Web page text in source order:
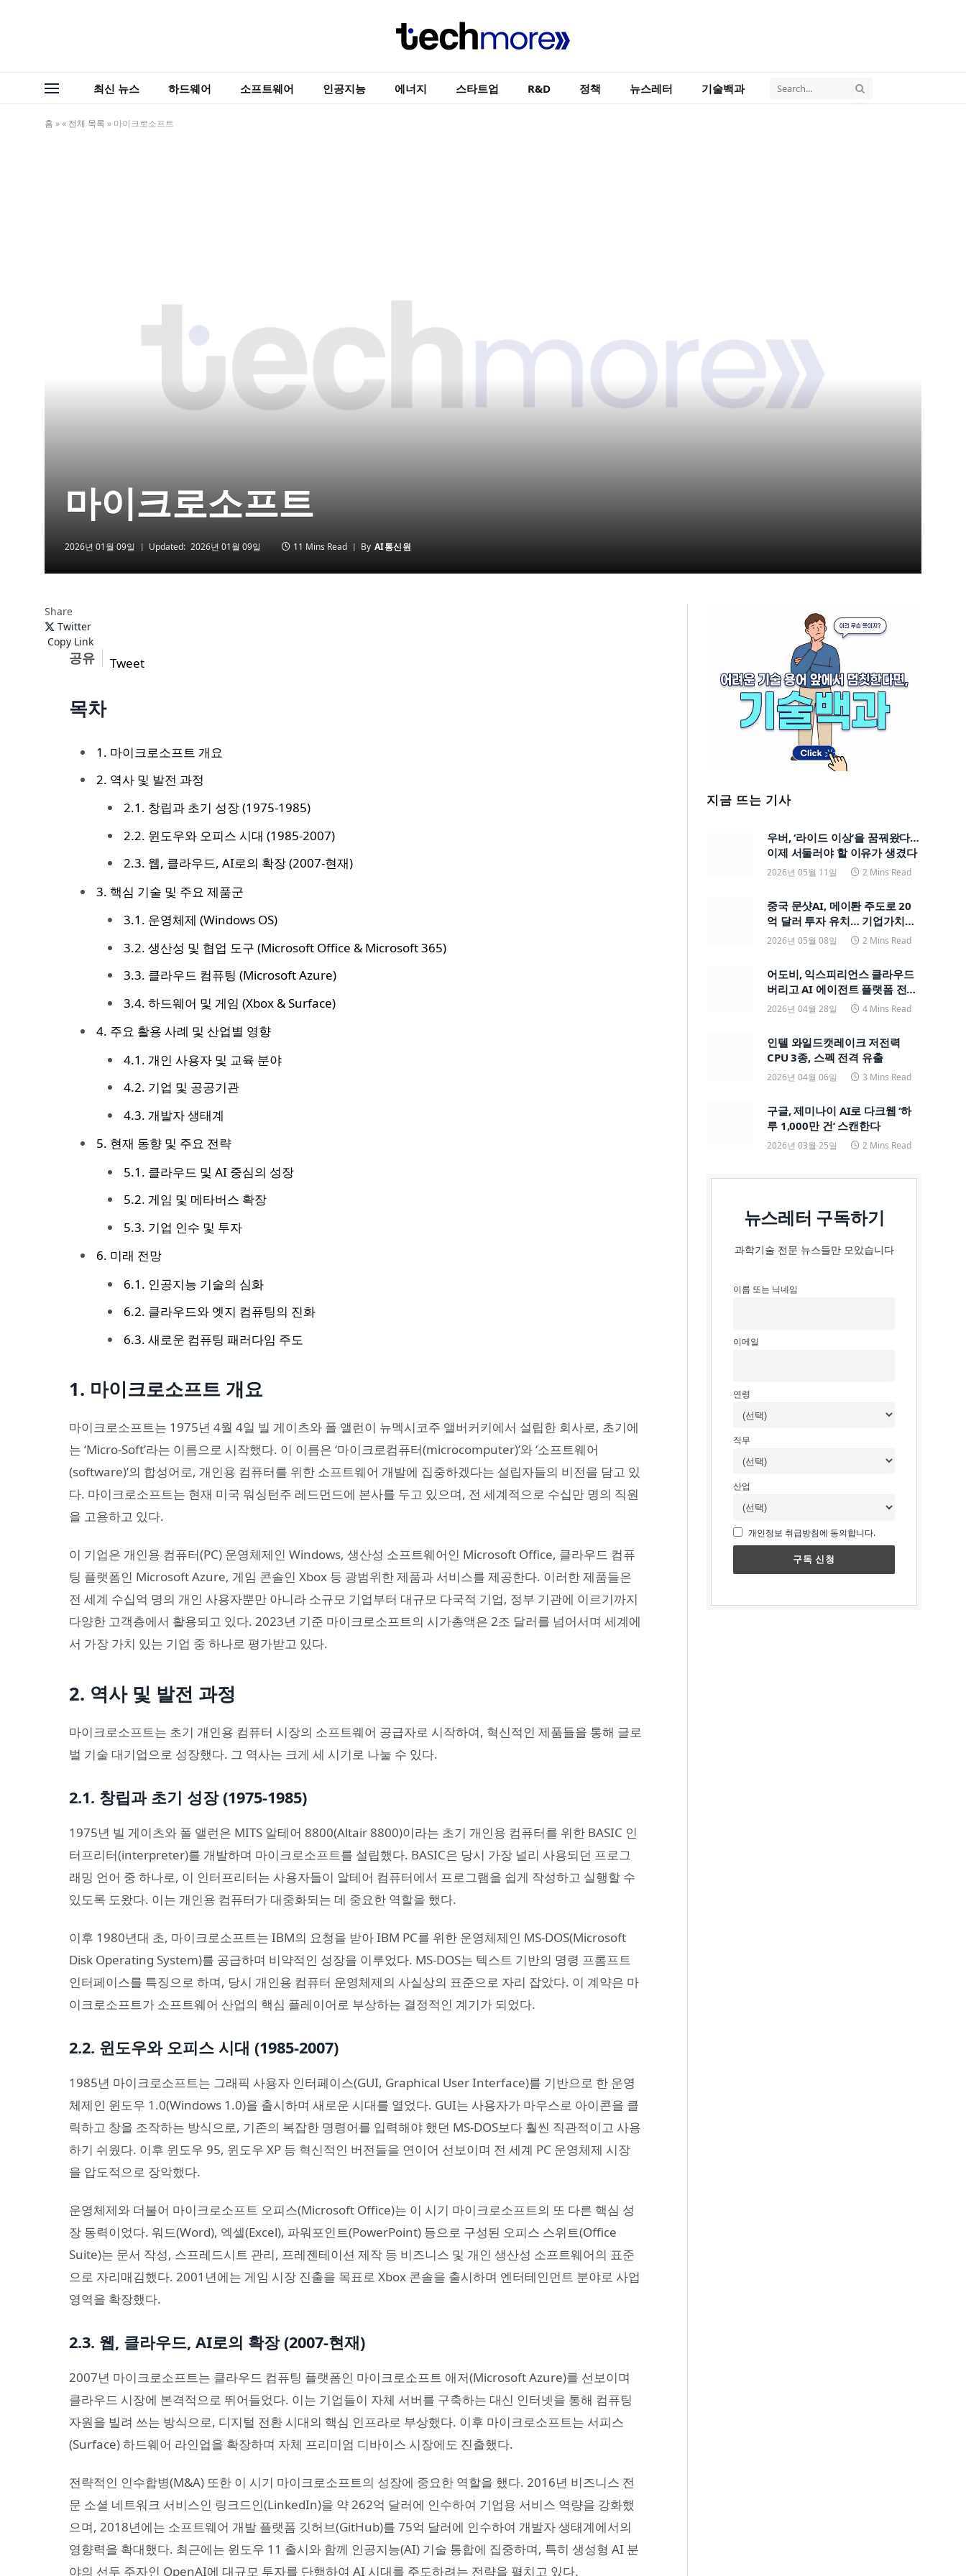
최신 뉴스 하드웨어 소프트웨어 인공지능 에너지 스타트업 R&D 정책 뉴스레터 기술백과
홈 »« 전체 목록 » 마이크로소프트
마이크로소프트
2026년 01월 09일 Updated: 2026년 01월 09일 11 Mins Read By AI통신원
Share
Twitter
Copy Link
공유 Tweet
목차
1. 마이크로소프트 개요
2. 역사 및 발전 과정
2.1. 창립과 초기 성장 (1975-1985)
2.2. 윈도우와 오피스 시대 (1985-2007)
2.3. 웹, 클라우드, AI로의 확장 (2007-현재)
3. 핵심 기술 및 주요 제품군
3.1. 운영체제 (Windows OS)
3.2. 생산성 및 협업 도구 (Microsoft Office & Microsoft 365)
3.3. 클라우드 컴퓨팅 (Microsoft Azure)
3.4. 하드웨어 및 게임 (Xbox & Surface)
4. 주요 활용 사례 및 산업별 영향
4.1. 개인 사용자 및 교육 분야
4.2. 기업 및 공공기관
4.3. 개발자 생태계
5. 현재 동향 및 주요 전략
5.1. 클라우드 및 AI 중심의 성장
5.2. 게임 및 메타버스 확장
5.3. 기업 인수 및 투자
6. 미래 전망
6.1. 인공지능 기술의 심화
6.2. 클라우드와 엣지 컴퓨팅의 진화
6.3. 새로운 컴퓨팅 패러다임 주도
1. 마이크로소프트 개요
마이크로소프트는 1975년 4월 4일 빌 게이츠와 폴 앨런이 뉴멕시코주 앨버커키에서 설립한 회사로, 초기에
는 ‘Micro-Soft’라는 이름으로 시작했다. 이 이름은 ‘마이크로컴퓨터(microcomputer)’와 ‘소프트웨어
(software)’의 합성어로, 개인용 컴퓨터를 위한 소프트웨어 개발에 집중하겠다는 설립자들의 비전을 담고 있
다. 마이크로소프트는 현재 미국 워싱턴주 레드먼드에 본사를 두고 있으며, 전 세계적으로 수십만 명의 직원
을 고용하고 있다.
이 기업은 개인용 컴퓨터(PC) 운영체제인 Windows, 생산성 소프트웨어인 Microsoft Office, 클라우드 컴퓨
팅 플랫폼인 Microsoft Azure, 게임 콘솔인 Xbox 등 광범위한 제품과 서비스를 제공한다. 이러한 제품들은
전 세계 수십억 명의 개인 사용자뿐만 아니라 소규모 기업부터 대규모 다국적 기업, 정부 기관에 이르기까지
다양한 고객층에서 활용되고 있다. 2023년 기준 마이크로소프트의 시가총액은 2조 달러를 넘어서며 세계에
서 가장 가치 있는 기업 중 하나로 평가받고 있다.
2. 역사 및 발전 과정
마이크로소프트는 초기 개인용 컴퓨터 시장의 소프트웨어 공급자로 시작하여, 혁신적인 제품들을 통해 글로
벌 기술 대기업으로 성장했다. 그 역사는 크게 세 시기로 나눌 수 있다.
2.1. 창립과 초기 성장 (1975-1985)
1975년 빌 게이츠와 폴 앨런은 MITS 알테어 8800(Altair 8800)이라는 초기 개인용 컴퓨터를 위한 BASIC 인
터프리터(interpreter)를 개발하며 마이크로소프트를 설립했다. BASIC은 당시 가장 널리 사용되던 프로그
래밍 언어 중 하나로, 이 인터프리터는 사용자들이 알테어 컴퓨터에서 프로그램을 쉽게 작성하고 실행할 수
있도록 도왔다. 이는 개인용 컴퓨터가 대중화되는 데 중요한 역할을 했다.
이후 1980년대 초, 마이크로소프트는 IBM의 요청을 받아 IBM PC를 위한 운영체제인 MS-DOS(Microsoft
Disk Operating System)를 공급하며 비약적인 성장을 이루었다. MS-DOS는 텍스트 기반의 명령 프롬프트
인터페이스를 특징으로 하며, 당시 개인용 컴퓨터 운영체제의 사실상의 표준으로 자리 잡았다. 이 계약은 마
이크로소프트가 소프트웨어 산업의 핵심 플레이어로 부상하는 결정적인 계기가 되었다.
2.2. 윈도우와 오피스 시대 (1985-2007)
1985년 마이크로소프트는 그래픽 사용자 인터페이스(GUI, Graphical User Interface)를 기반으로 한 운영
체제인 윈도우 1.0(Windows 1.0)을 출시하며 새로운 시대를 열었다. GUI는 사용자가 마우스로 아이콘을 클
릭하고 창을 조작하는 방식으로, 기존의 복잡한 명령어를 입력해야 했던 MS-DOS보다 훨씬 직관적이고 사용
하기 쉬웠다. 이후 윈도우 95, 윈도우 XP 등 혁신적인 버전들을 연이어 선보이며 전 세계 PC 운영체제 시장
을 압도적으로 장악했다.
운영체제와 더불어 마이크로소프트 오피스(Microsoft Office)는 이 시기 마이크로소프트의 또 다른 핵심 성
장 동력이었다. 워드(Word), 엑셀(Excel), 파워포인트(PowerPoint) 등으로 구성된 오피스 스위트(Office
Suite)는 문서 작성, 스프레드시트 관리, 프레젠테이션 제작 등 비즈니스 및 개인 생산성 소프트웨어의 표준
으로 자리매김했다. 2001년에는 게임 시장 진출을 목표로 Xbox 콘솔을 출시하며 엔터테인먼트 분야로 사업
영역을 확장했다.
2.3. 웹, 클라우드, AI로의 확장 (2007-현재)
2007년 마이크로소프트는 클라우드 컴퓨팅 플랫폼인 마이크로소프트 애저(Microsoft Azure)를 선보이며
클라우드 시장에 본격적으로 뛰어들었다. 이는 기업들이 자체 서버를 구축하는 대신 인터넷을 통해 컴퓨팅
자원을 빌려 쓰는 방식으로, 디지털 전환 시대의 핵심 인프라로 부상했다. 이후 마이크로소프트는 서피스
(Surface) 하드웨어 라인업을 확장하며 자체 프리미엄 디바이스 시장에도 진출했다.
전략적인 인수합병(M&A) 또한 이 시기 마이크로소프트의 성장에 중요한 역할을 했다. 2016년 비즈니스 전
문 소셜 네트워크 서비스인 링크드인(LinkedIn)을 약 262억 달러에 인수하여 기업용 서비스 역량을 강화했
으며, 2018년에는 소프트웨어 개발 플랫폼 깃허브(GitHub)를 75억 달러에 인수하여 개발자 생태계에서의
영향력을 확대했다. 최근에는 윈도우 11 출시와 함께 인공지능(AI) 기술 통합에 집중하며, 특히 생성형 AI 분
야의 선두 주자인 OpenAI에 대규모 투자를 단행하여 AI 시대를 주도하려는 전략을 펼치고 있다.
지금 뜨는 기사
우버, ‘라이드 이상’을 꿈꿔왔다…
이제 서둘러야 할 이유가 생겼다
2026년 05월 11일 2 Mins Read
중국 문샷AI, 메이퇀 주도로 20
억 달러 투자 유치… 기업가치
200억 달러
2026년 05월 08일 2 Mins Read
어도비, 익스피리언스 클라우드
버리고 AI 에이전트 플랫폼 전면
전환
2026년 04월 28일 4 Mins Read
인텔 와일드캣레이크 저전력
CPU 3종, 스펙 전격 유출
2026년 04월 06일 3 Mins Read
구글, 제미나이 AI로 다크웹 ‘하
루 1,000만 건’ 스캔한다
2026년 03월 25일 2 Mins Read
뉴스레터 구독하기
과학기술 전문 뉴스들만 모았습니다
이름 또는 닉네임
이메일
연령
직무
산업
개인정보 취급방침에 동의합니다.